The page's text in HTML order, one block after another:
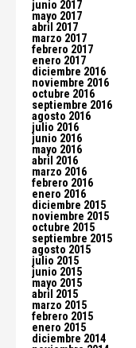
junio 2017
mayo 2017
abril 2017
marzo 2017
febrero 2017
enero 2017
diciembre 2016
noviembre 2016
octubre 2016
septiembre 2016
agosto 2016
julio 2016
junio 2016
mayo 2016
abril 2016
marzo 2016
febrero 2016
enero 2016
diciembre 2015
noviembre 2015
octubre 2015
septiembre 2015
agosto 2015
julio 2015
junio 2015
mayo 2015
abril 2015
marzo 2015
febrero 2015
enero 2015
diciembre 2014